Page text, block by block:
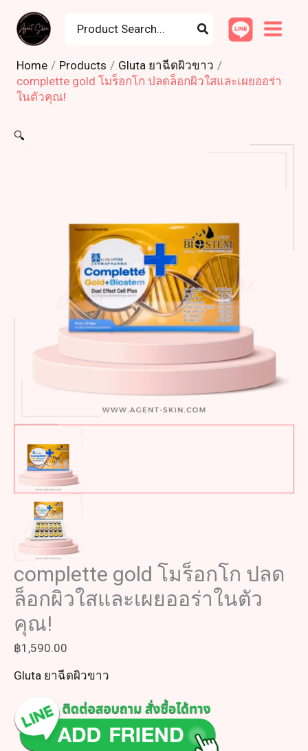
content
for:
Home Products
Gluta ยาฉีดผิวขาว
complette gold โมร็อกโก ปลดล็อกผิวใสและเผยออร่า
ในตัวคุณ!
🔍
complette gold โมร็อกโก ปลด
ล็อกผิวใสและเผยออร่าในตัว
คุณ!
฿1,590.00
Gluta ยาฉีดผิวขาว